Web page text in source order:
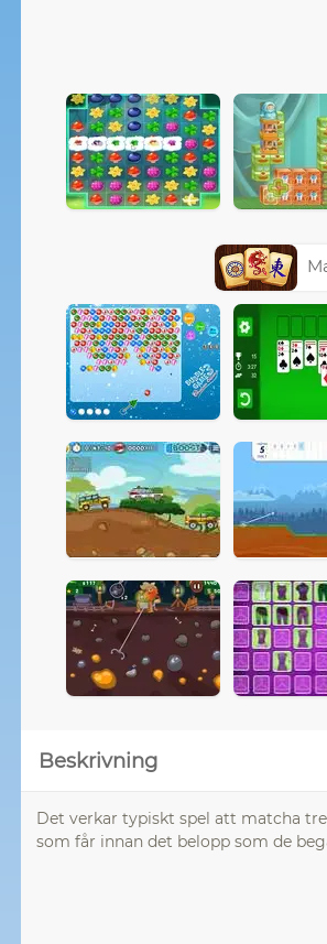
Beskrivning
Det verkar typiskt spel att matcha
som får innan det belopp som de